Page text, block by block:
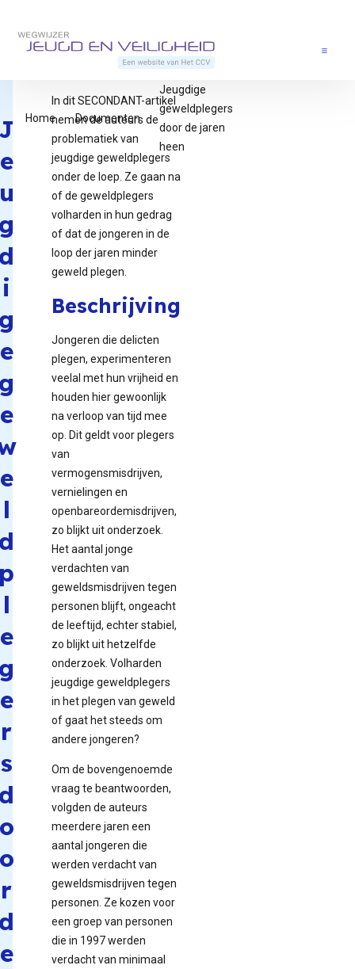
Terug naar de startpagina
e
i
e
e
e
l
l
e
e
r
s
r
e
Home Documenten
Jeugdige
geweldplegers
door de jaren
heen
In dit SECONDANT-artikel
nemen de auteurs de
problematiek van
jeugdige geweldplegers
onder de loep. Ze gaan na
of de geweldplegers
volharden in hun gedrag
of dat de jongeren in de
loop der jaren minder
geweld plegen.
Beschrijving
Jongeren die delicten
plegen, experimenteren
veelal met hun vrijheid en
houden hier gewoonlijk
na verloop van tijd mee
op. Dit geldt voor plegers
van
vermogensmisdrijven,
vernielingen en
openbareordemisdrijven,
zo blijkt uit onderzoek.
Het aantal jonge
verdachten van
geweldsmisdrijven tegen
personen blijft, ongeacht
de leeftijd, echter stabiel,
zo blijkt uit hetzelfde
onderzoek. Volharden
jeugdige geweldplegers
in het plegen van geweld
of gaat het steeds om
andere jongeren?
Om de bovengenoemde
vraag te beantwoorden,
volgden de auteurs
meerdere jaren een
aantal jongeren die
werden verdacht van
geweldsmisdrijven tegen
personen. Ze kozen voor
een groep van personen
die in 1997 werden
verdacht van minimaal